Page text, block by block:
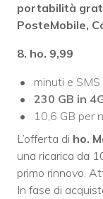
portabilità
PosteMobile,
8. ho. 9,99
minuti e
230 GB in
10,6 GB per
L’offerta di ho.
una ricarica da
primo rinnovo.
In fase di